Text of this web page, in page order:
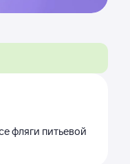
фляги питьевой